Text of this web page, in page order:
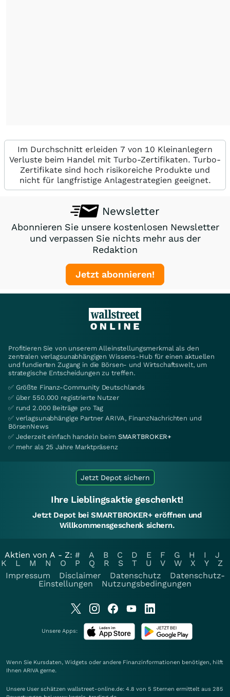
Im Durchschnitt erleiden 7 von 10 Kleinanlegern
Verluste beim Handel mit Turbo-Zertifikaten. Turbo-
Zertifikate sind hoch risikoreiche Produkte und
nicht für langfristige Anlagestrategien geeignet.
Newsletter
Abonnieren Sie unsere kostenlosen Newsletter
und verpassen Sie nichts mehr aus der
Redaktion
Jetzt abonnieren!
Profitieren Sie von unserem Alleinstellungsmerkmal als den
zentralen verlagsunabhängigen Wissens-Hub für einen aktuellen
und fundierten Zugang in die Börsen- und Wirtschaftswelt, um
strategische Entscheidungen zu treffen.
✅ Größte Finanz-Community Deutschlands
✅ über 550.000 registrierte Nutzer
✅ rund 2.000 Beiträge pro Tag
✅ verlagsunabhängige Partner ARIVA, FinanzNachrichten und
BörsenNews
✅ Jederzeit einfach handeln beim SMARTBROKER+
✅ mehr als 25 Jahre Marktpräsenz
Jetzt Depot sichern
Ihre Lieblingsaktie geschenkt!
Jetzt Depot bei SMARTBROKER+ eröffnen und
Willkommensgeschenk sichern.
Aktien von A - Z: # A B C D E F G H I
J
K
L M N O P Q R S T U V W X Y
Z
Impressum
Disclaimer Datenschutz
Datenschutz-
Einstellungen
Nutzungsbedingungen
Unsere Apps:
Wenn Sie Kursdaten, Widgets oder andere Finanzinformationen benötigen, hilft
Ihnen ARIVA gerne.
Unsere User schätzen wallstreet-online.de: 4.8 von 5 Sternen ermittelt aus 285